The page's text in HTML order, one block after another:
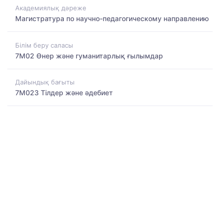
Академиялық дәреже
Магистратура по научно-педагогическому направлению
Білім беру саласы
7M02 Өнер және гуманитарлық ғылымдар
Дайындық бағыты
7M023 Тілдер және әдебиет